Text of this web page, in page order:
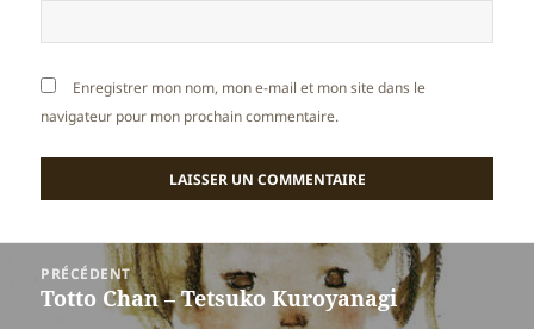
Enregistrer mon nom, mon e-mail et mon site dans le
navigateur pour mon prochain commentaire.
l’article
PRÉCÉDENT
Article
Totto Chan – Tetsuko Kuroyanagi